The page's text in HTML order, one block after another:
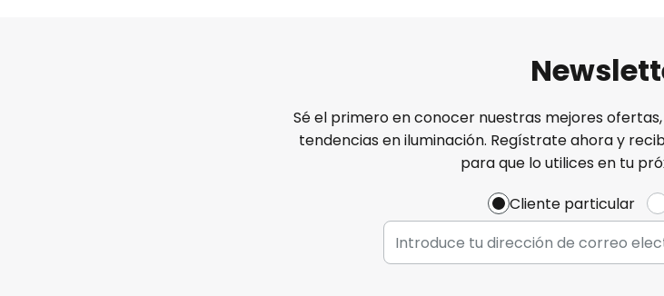
Sé el primero en conocer nuestras mejores
tendencias en iluminación. Regístrate ahora y
para que lo utilices en tu
Cliente particular